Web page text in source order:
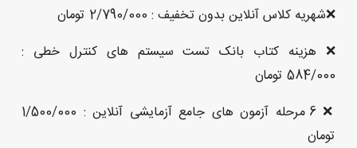
❌شهریه کلاس آنلاین بدون تخفیف : 2/790/000 تومان
❌ هزینه کتاب بانک تست سیستم های کنترل خطی :
584/000 تومان
❌ 6 مرحله آزمون های جامع آزمایشی آنلاین : 1/500/000
تومان